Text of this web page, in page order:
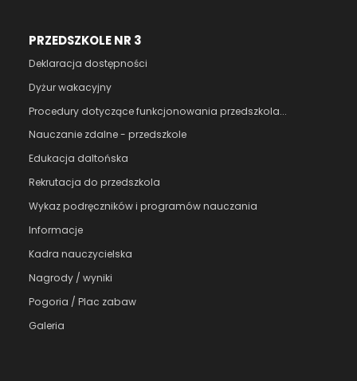
PRZEDSZKOLE NR 3
Deklaracja dostępności
Dyżur wakacyjny
Procedury dotyczące funkcjonowania przedszkola...
Nauczanie zdalne - przedszkole
Edukacja daltońska
Rekrutacja do przedszkola
Wykaz podręczników i programów nauczania
Informacje
Kadra nauczycielska
Nagrody / wyniki
Pogoria / Plac zabaw
Galeria